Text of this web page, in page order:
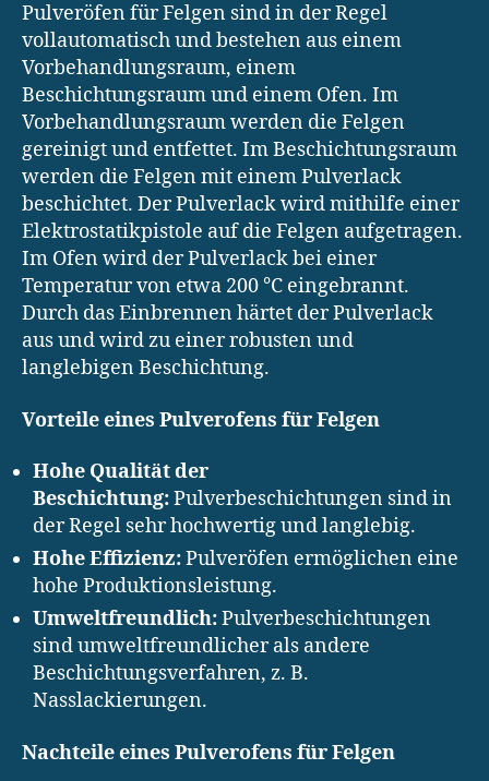
Pulveröfen für Felgen sind in der Regel
vollautomatisch und bestehen aus einem
Vorbehandlungsraum, einem
Beschichtungsraum und einem Ofen. Im
Vorbehandlungsraum werden die Felgen
gereinigt und entfettet. Im Beschichtungsraum
werden die Felgen mit einem Pulverlack
beschichtet. Der Pulverlack wird mithilfe einer
Elektrostatikpistole auf die Felgen aufgetragen.
Im Ofen wird der Pulverlack bei einer
Temperatur von etwa 200 °C eingebrannt.
Durch das Einbrennen härtet der Pulverlack
aus und wird zu einer robusten und
langlebigen Beschichtung.
Vorteile eines Pulverofens für Felgen
Hohe Qualität der
Beschichtung:Pulverbeschichtungen sind in
der Regel sehr hochwertig und langlebig.
Hohe Effizienz:Pulveröfen ermöglichen eine
hohe Produktionsleistung.
Umweltfreundlich:Pulverbeschichtungen
sind umweltfreundlicher als andere
Beschichtungsverfahren, z. B.
Nasslackierungen.
Nachteile eines Pulverofens für Felgen